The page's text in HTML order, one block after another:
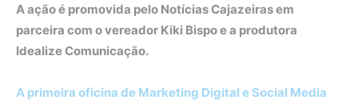
A ação é promovida pelo Notícias Cajazeiras em
parceira com o vereador Kiki Bispo e a produtora
Idealize Comunicação.
A primeira oficina de Marketing Digital e Social Media